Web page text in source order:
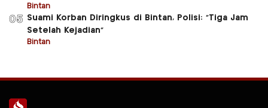
Bintan
05 Suami Korban Diringkus di Bintan, Polisi: “Tiga Jam
Setelah Kejadian”
Bintan